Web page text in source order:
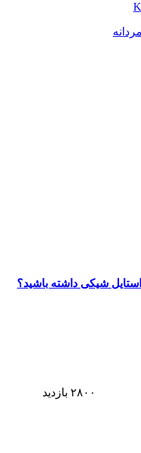
شیکی داشته باشید؟
۲۸۰۰ بازدید